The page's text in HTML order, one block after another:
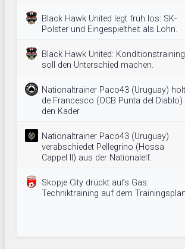
Black Hawk United legt früh los: SK-
Polster und Eingespieltheit als Lohn.
Black Hawk United: Konditionstraining
soll den Unterschied machen.
Nationaltrainer Paco43 (Uruguay) holt
de Francesco (OCB Punta del Diablo)
den Kader.
Nationaltrainer Paco43 (Uruguay)
verabschiedet Pellegrino (Hossa
Cappel II) aus der Nationalelf.
Skopje City drückt aufs Gas:
Techniktraining auf dem